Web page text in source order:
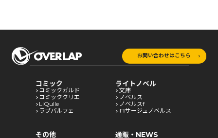
お問い合わせはこちら
コミック
コミックガルド
コミッククリエ
LiQulle
ラブパルフェ
ライトノベル
文庫
ノベルス
ノベルスf
ロサージュノベルス
その他 通販・NEWS